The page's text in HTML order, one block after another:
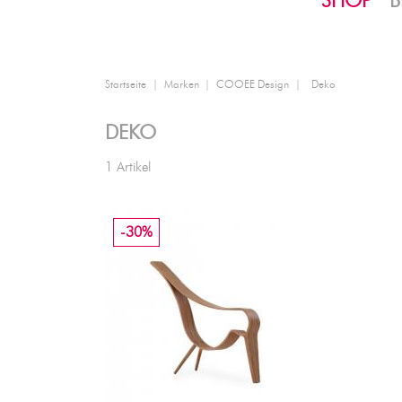
Startseite Marken COOEE Design Deko
DEKO
1 Artikel
-30%